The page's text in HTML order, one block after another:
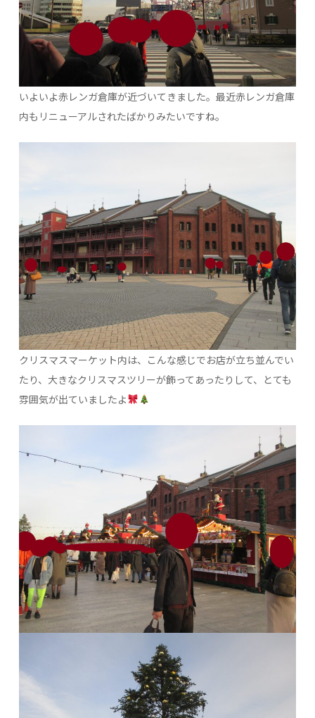
いよいよ赤レンガ倉庫が近づいてきました。最近赤レンガ倉庫
内もリニューアルされたばかりみたいですね。
クリスマスマーケット内は、こんな感じでお店が立ち並んでい
たり、大きなクリスマスツリーが飾ってあったりして、とても
雰囲気が出ていましたよ